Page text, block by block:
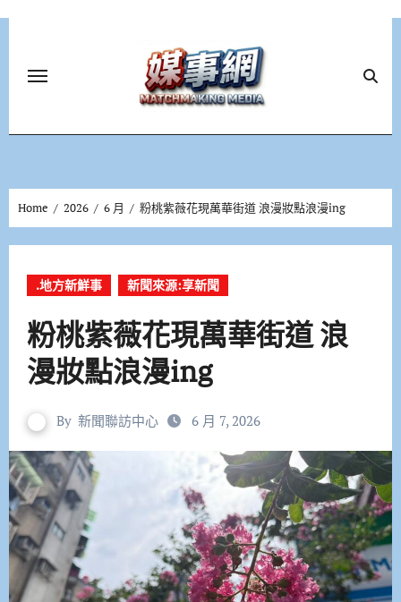
Home 2026 6 月 粉桃紫薇花現萬華街道 浪漫妝點浪漫ing
.地方新鮮事 新聞來源:享新聞
粉桃紫薇花現萬華街道 浪
漫妝點浪漫ing
By 新聞聯訪中心 6 月 7, 2026